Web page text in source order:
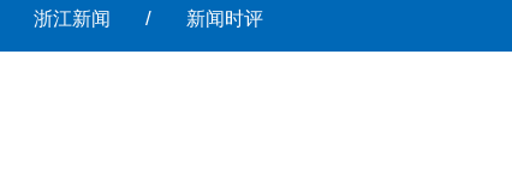
浙江新闻 / 新闻时评